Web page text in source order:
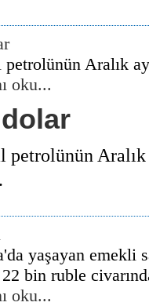
Aralık
oku...
petrolünün
yaşayan emekli
22 bin ruble
oku...